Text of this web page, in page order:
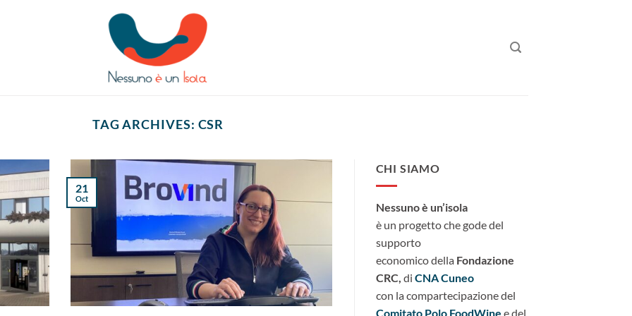
TAG ARCHIVES: CSR
21
Oct
CHI SIAMO
Nessuno è un’isola
è un progetto che gode del
supporto
economico della Fondazione
CRC, di CNA Cuneo
con la compartecipazione del
Comitato Polo FoodWine e del